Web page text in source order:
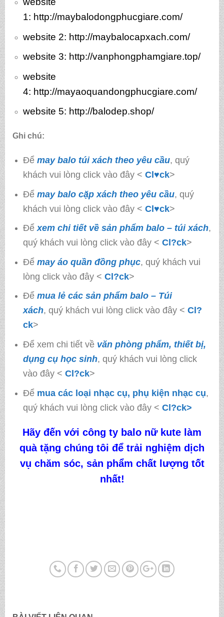
1: http://maybalodongphucgiare.com/
website 2: http://maybalocapxach.com/
website 3: http://vanphongphamgiare.top/
website
4: http://mayaoquandongphucgiare.com/
website 5: http://balodep.shop/
Ghi chú:
Để may balo túi xách theo yêu cầu, quý
khách vui lòng click vào đây < Cl♥ck>
Để may balo cặp xách theo yêu cầu, quý
khách vui lòng click vào đây < Cl♥ck>
Để xem chi tiết về sản phẩm balo – túi xách,
quý khách vui lòng click vào đây < Cl?ck>
Để may áo quần đồng phục, quý khách vui
lòng click vào đây < Cl?ck>
Để mua lẻ các sản phẩm balo – Túi
xách, quý khách vui lòng click vào đây < Cl?
ck>
Để xem chi tiết về văn phòng phẩm, thiết bị,
dụng cụ học sinh, quý khách vui lòng click
vào đây < Cl?ck>
Để mua các loại nhạc cụ, phụ kiện nhạc cụ,
quý khách vui lòng click vào đây < Cl?ck>
Hãy đến với công ty balo nữ kute làm
quà tặng chúng tôi để trải nghiệm dịch
vụ chăm sóc, sản phẩm chất lượng tốt
nhất!